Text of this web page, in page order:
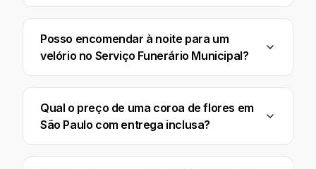
Posso encomendar à noite para um
velório no Serviço Funerário Municipal?
Qual o preço de uma coroa de flores em
São Paulo com entrega inclusa?